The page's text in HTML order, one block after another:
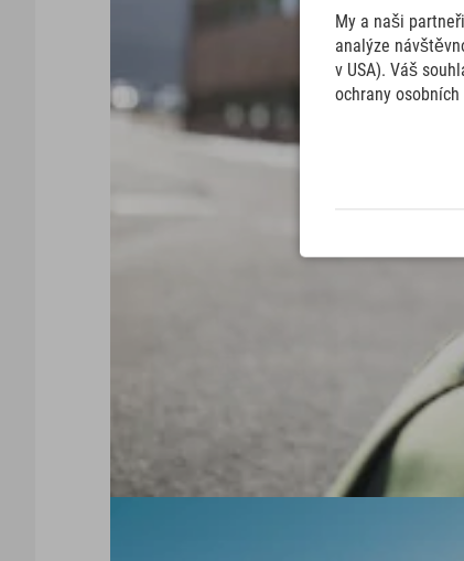
My a naši
analýze
v USA). Váš
ochrany